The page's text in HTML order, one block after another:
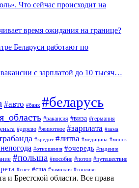
Что сейчас происходит на
время ожидания на границе?
Беларуси работают по
с зарплатой до 10 тысяч…
#авто #банк #беларусь
#вакансия #виза #германия
#дерево #животное #зарплата #зима
#кредит #литва #медицина #минск
#отношения #очередь #падение
#польша #пособие #потоп #путешествие
#снег #сша #таможня #топливо
и Брестской области. Все права